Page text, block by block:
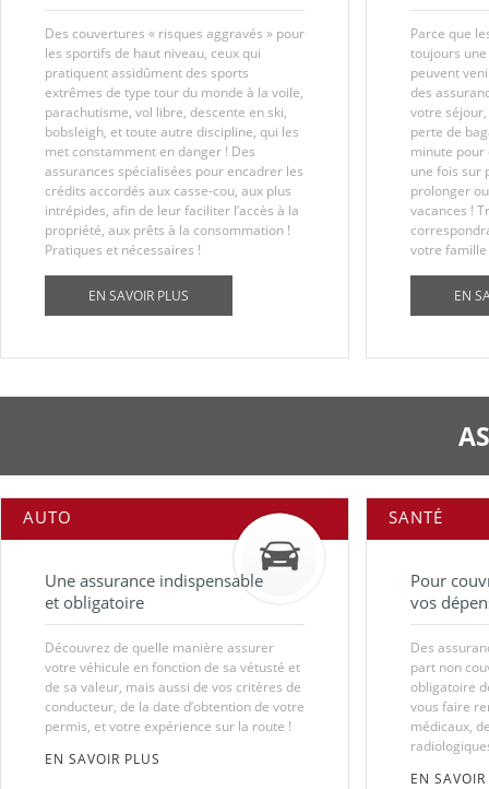
Des couvertures « risques aggravés » pour
les sportifs de haut niveau, ceux qui
pratiquent assidûment des sports
extrêmes de type tour du monde à la voile,
parachutisme, vol libre, descente en ski,
bobsleigh, et toute autre discipline, qui les
met constamment en danger ! Des
assurances spécialisées pour encadrer les
crédits accordés aux casse-cou, aux plus
intrépides, afin de leur faciliter l’accès à la
propriété, aux prêts à la consommation !
Pratiques et nécessaires !
EN SAVOIR PLUS
Parce que
toujours
peuvent
des
votre
perte de
minute pour
une fois sur
prolonger
vacances !
votre
EN
AUTO
Une assurance indispensable
et obligatoire
Découvrez de quelle manière assurer
votre véhicule en fonction de sa vétusté et
de sa valeur, mais aussi de vos critères de
conducteur, de la date d’obtention de votre
permis, et votre expérience sur la route !
EN SAVOIR PLUS
SANTÉ
Pour
vos
Des
part non
obligatoire
vous faire
médicaux,
EN